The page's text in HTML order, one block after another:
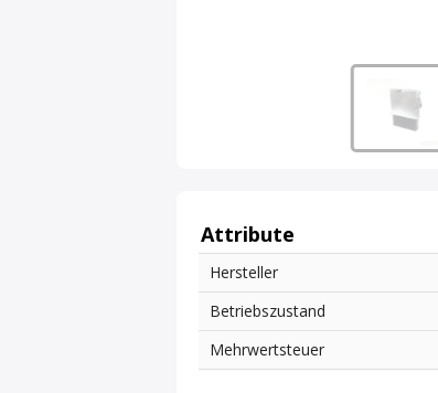
Attribute
Hersteller
Betriebszustand
Mehrwertsteuer